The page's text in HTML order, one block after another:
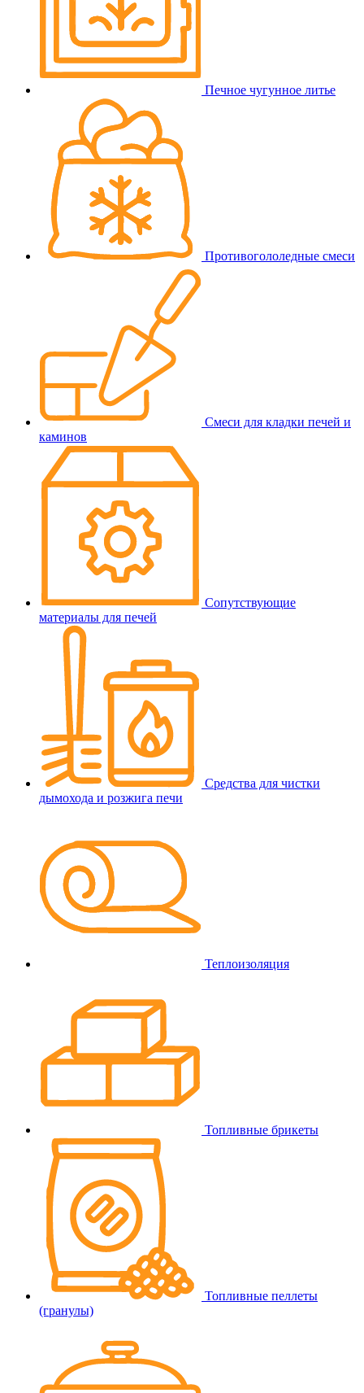
Печное чугунное литье
Противогололедные смеси
Смеси для кладки печей и
каминов
Сопутствующие
материалы для печей
Средства для чистки
дымохода и розжига печи
Теплоизоляция
Топливные брикеты
Топливные пеллеты
(гранулы)